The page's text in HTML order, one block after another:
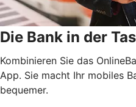
Die Bank in der
Kombinieren Sie das
App. Sie macht Ihr mobiles
bequemer.